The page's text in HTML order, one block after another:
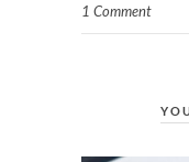
1 Comment